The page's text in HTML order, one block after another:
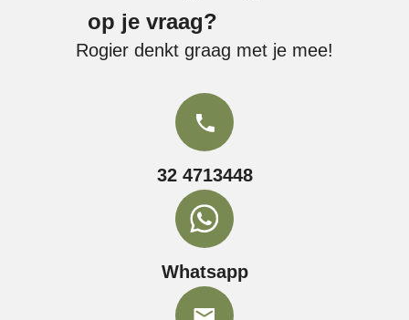
op je vraag?
Rogier denkt graag met je mee!
32 4713448
Whatsapp